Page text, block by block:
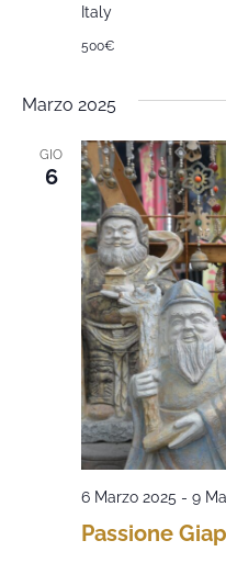
Italy
500€
Marzo 2025
GIO
6
Passione
6 Marzo 2025 - 9